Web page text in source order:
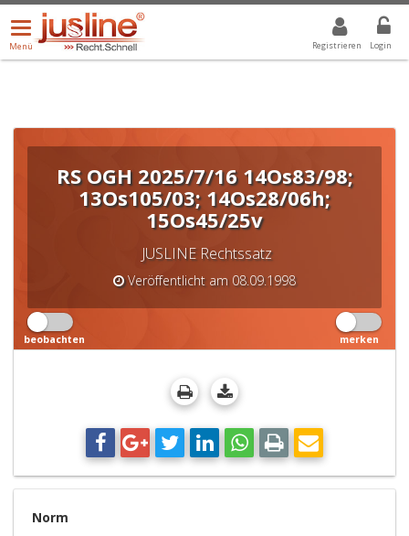
Registrieren Login
Menü
öffnen/schließen
Menü
ALLE DROPDOWN: GEWÄHLTER WERT IST ALLE
RS OGH 2025/7/16 14Os83/98;
13Os105/03; 14Os28/06h;
15Os45/25v
JUSLINE Rechtssatz
Veröffentlicht am 08.09.1998
beobachten merken
Norm